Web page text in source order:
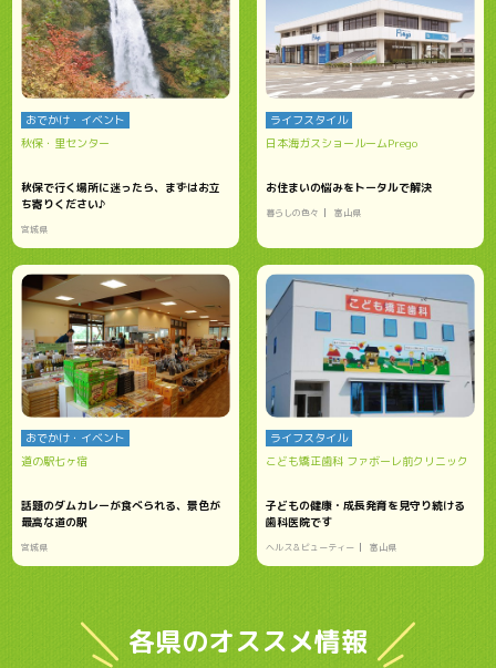
おでかけ・イベント
秋保・里センター
秋保で行く場所に迷ったら、まずはお立
ち寄りください♪
宮城県
ライフスタイル
日本海ガスショールームPrego
お住まいの悩みをトータルで解決
暮らしの色々 富山県
おでかけ・イベント
道の駅七ヶ宿
話題のダムカレーが食べられる、景色が
最高な道の駅
宮城県
ライフスタイル
こども矯正歯科 ファボーレ前クリニック
子どもの健康・成長発育を見守り続ける
歯科医院です
ヘルス＆ビューティー 富山県
各県のオススメ情報